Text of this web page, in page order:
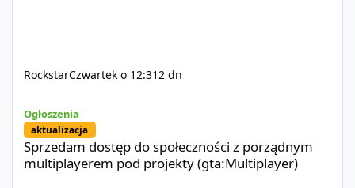
RockstarCzwartek o 12:312 dn
Ogłoszenia
aktualizacja
Sprzedam dostęp do społeczności z porządnym
multiplayerem pod projekty (gta:Multiplayer)